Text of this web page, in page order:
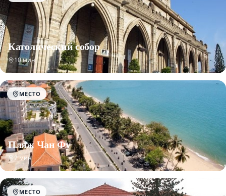
Католический собор
10 мин
МЕСТО
Пляж Чан Фу
2 мин
МЕСТО